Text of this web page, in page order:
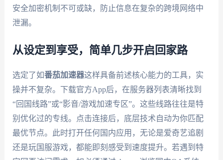
安全加密机制不可或缺，防止信息在复杂的跨境网络中
泄漏。
从设定到享受，简单几步开启回家路
选定了如番茄加速器这样具备前述核心能力的工具，实
操并不复杂。下载官方App后，在服务器列表清晰找到
“回国线路”或“影音/游戏加速专区”。这些线路往往是特
别优化过的专线。点击连接后，底层技术自动为你匹配
最优节点。此时打开任何国内应用，无论是爱奇艺追剧
还是玩国服游戏，都能即刻感受到速度提升。若遇到特